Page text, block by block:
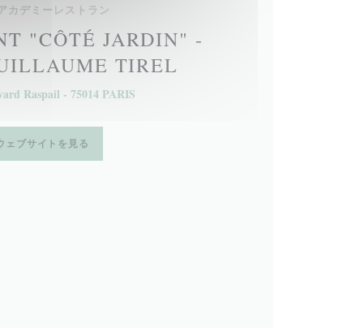
カデミーレストラン
"CÔTÉ JARDIN" -
TIREL
Raspail - 75014 PARIS
ェブサイトを見る